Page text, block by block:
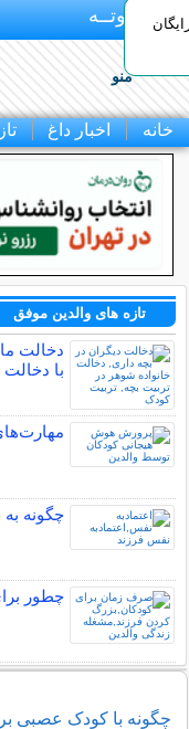
بـیتوتــه
منو
خانه اخبار داغ
تازه های والدین موفق
دخالت
با دخالت
چگونه
چطور
چگونه با کودک عصبی